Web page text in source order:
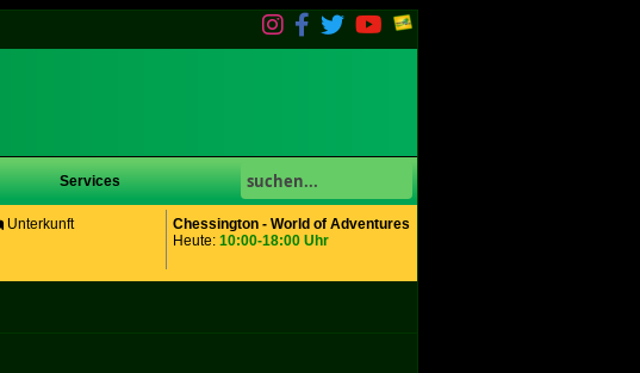
Services
Chessington - World of Adventures
Heute: 10:00-18:00 Uhr
Unterkunft